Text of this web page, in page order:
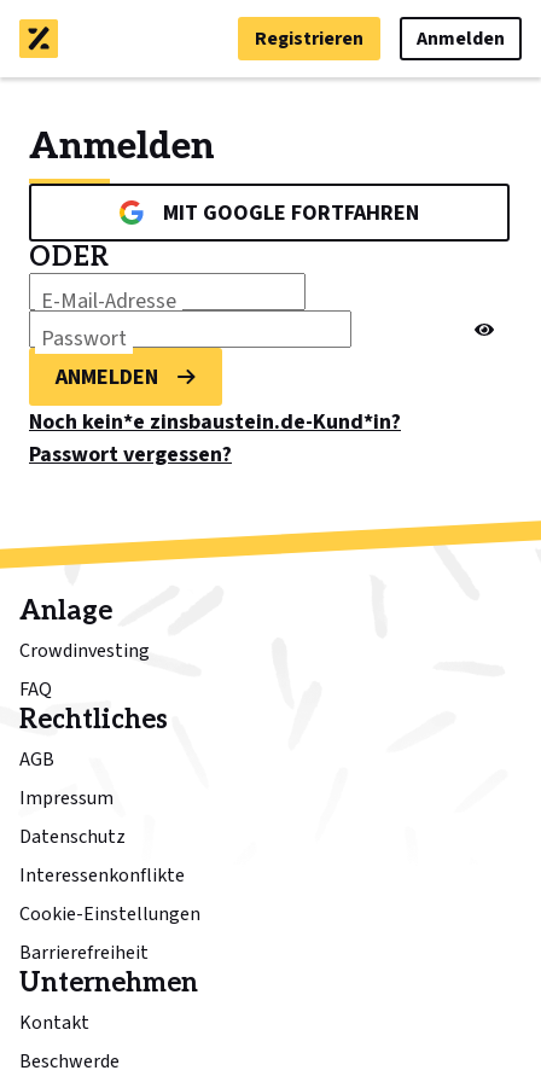
Registrieren Anmelden
Anmelden
MIT GOOGLE FORTFAHREN
ODER
E-Mail-Adresse
Passwort
ANMELDEN
Noch kein*e zinsbaustein.de-Kund*in?
Passwort vergessen?
Anlage
Crowdinvesting
FAQ
Unternehmen
Kontakt
Beschwerde
Rechtliches
AGB
Impressum
Datenschutz
Interessenkonflikte
Cookie-Einstellungen
Barrierefreiheit